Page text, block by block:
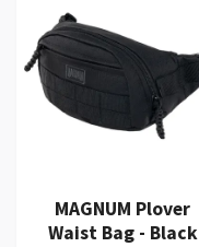
MAGNUM Plover
Waist Bag - Black